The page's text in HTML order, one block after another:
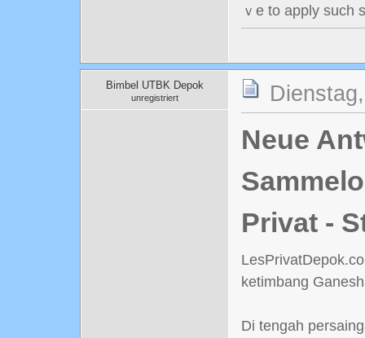
ｖe to apply sucһ
Bimbel UTBK Depok
unregistriert
Neue
Privat -
ketimbang
Di tengah